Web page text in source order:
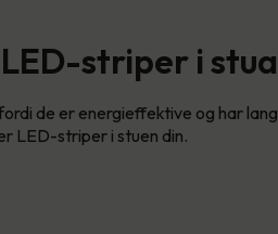
striper i stua
de er energieffektive og har
LED-striper i stuen din.